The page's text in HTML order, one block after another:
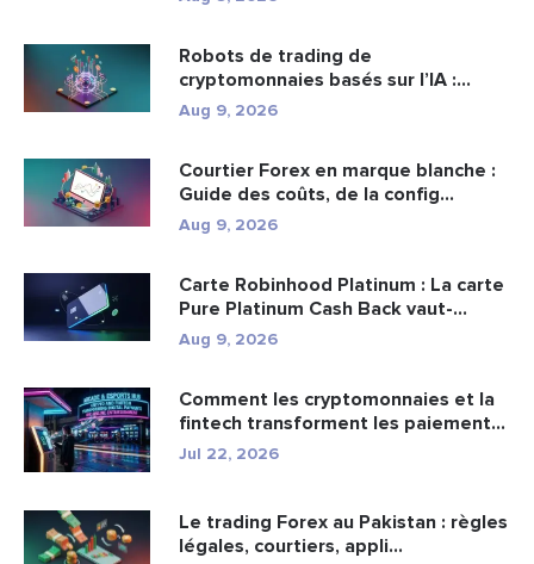
Robots de trading de
cryptomonnaies basés sur l’IA :
fonctionn...
Aug 9, 2026
Courtier Forex en marque blanche :
Guide des coûts, de la config...
Aug 9, 2026
Carte Robinhood Platinum : La carte
Pure Platinum Cash Back vaut-...
Aug 9, 2026
Comment les cryptomonnaies et la
fintech transforment les paiement...
Jul 22, 2026
Le trading Forex au Pakistan : règles
légales, courtiers, appli...